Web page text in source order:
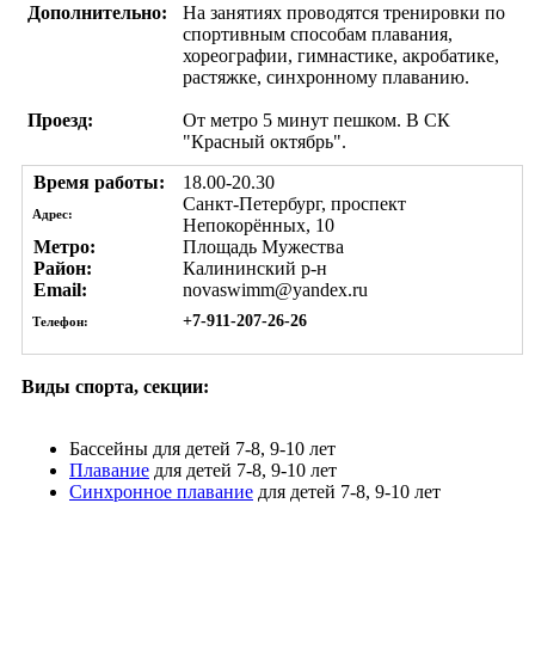
Дополнительно:
На занятиях проводятся тренировки по
спортивным способам плавания,
хореографии, гимнастике, акробатике,
растяжке, синхронному плаванию.
Проезд:
От метро 5 минут пешком. В СК
"Красный октябрь".
Время работы:
18.00-20.30
Адрес:
Санкт-Петербург, проспект
Непокорённых, 10
Метро:
Площадь Мужества
Район:
Калининский р-н
Email:
novaswimm@yandex.ru
Телефон: +7-911-207-26-26
Виды спорта, секции:
Бассейны для детей 7-8, 9-10 лет
Плавание для детей 7-8, 9-10 лет
Синхронное плавание для детей 7-8, 9-10 лет